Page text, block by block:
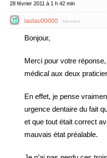
28 février 2011 à 1 h 42 min
laulau00000 Membre
Bonjour,
Merci pour votre
médical aux deux
En effet, je pense
urgence dentaire du fait
et que tout était correct
mauvais état préalable.